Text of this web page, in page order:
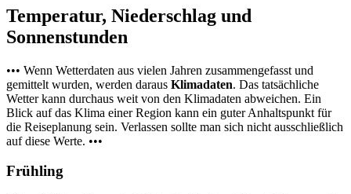
Temperatur, Niederschlag und
Sonnenstunden
••• Wenn Wetterdaten aus vielen Jahren zusammengefasst und
gemittelt wurden, werden daraus Klimadaten. Das tatsächliche
Wetter kann durchaus weit von den Klimadaten abweichen. Ein
Blick auf das Klima einer Region kann ein guter Anhaltspunkt für
die Reiseplanung sein. Verlassen sollte man sich nicht ausschließlich
auf diese Werte. •••
Frühling